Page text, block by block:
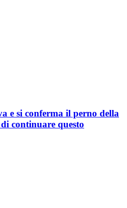
e si conferma il perno della
continuare questo